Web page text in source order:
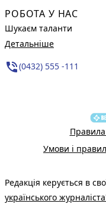
РОБОТА У НАС
Шукаєм таланти
Детальніше
phone_in_talk(0432) 555 -111
Умови і
Редакція керується в
українського